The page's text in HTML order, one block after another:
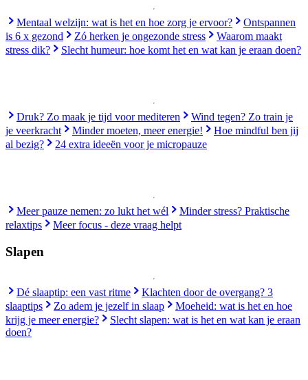
Mentaal welzijn: wat is het en hoe zorg je ervoor?
Ontspannen
is 6 x gezond
Zó herken je ongezonde stress
Waarom maakt
stress dik?
Slecht humeur: hoe komt het en wat kan je eraan doen?
Druk? Zo maak je tijd voor mediteren
Wind tegen? Zo train je
je veerkracht
Minder moeten, meer energie!
Hoe mindful ben jij
al bezig?
24 extra ideeën voor je micropauze
Meer pauze nemen: zo lukt het wél
Minder stress? Praktische
relaxtips
Meer focus - deze vraag helpt
Slapen
Dé slaaptip: een vast ritme
Klachten door de overgang? 3
slaaptips
Zo adem je jezelf in slaap
Moeheid: wat is het en hoe
krijg je meer energie?
Slecht slapen: wat is het en wat kan je eraan
doen?